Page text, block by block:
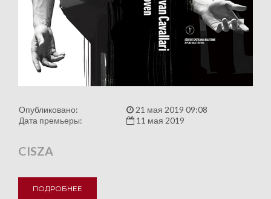
Опубликовано:
21 мая 2019 09:08
Дата премьеры:
11 мая 2019
CISZA
ПОДРОБНЕЕ